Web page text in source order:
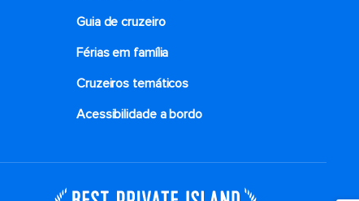
Guia de cruzeiro
Férias em família
Cruzeiros temáticos
Acessibilidade a bordo